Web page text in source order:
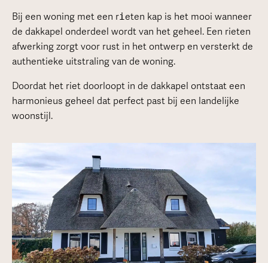
Bij een woning met een rieten kap is het mooi wanneer
de dakkapel onderdeel wordt van het geheel. Een rieten
afwerking zorgt voor rust in het ontwerp en versterkt de
authentieke uitstraling van de woning.
Doordat het riet doorloopt in de dakkapel ontstaat een
harmonieus geheel dat perfect past bij een landelijke
woonstijl.